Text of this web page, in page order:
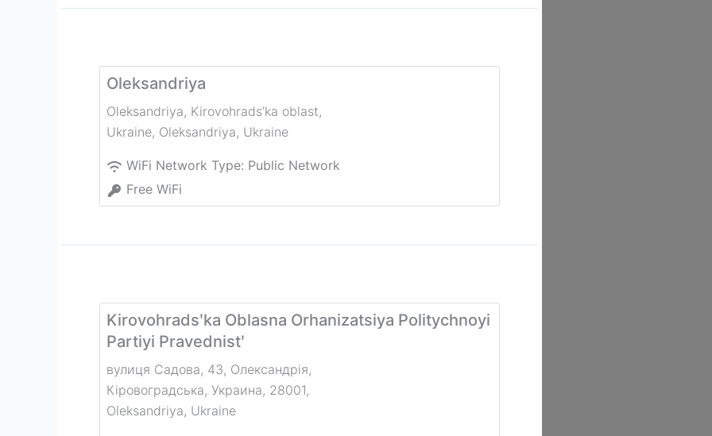
Oleksandriya
Oleksandriya, Kirovohrads’ka oblast,
Ukraine, Oleksandriya, Ukraine
WiFi Network Type: Public Network
Free WiFi
Kirovohradsʹka Oblasna Orhanizatsiya Politychnoyi
Partiyi Pravednistʹ
вулиця Садова, 43, Олександрія,
Кіровоградська, Украина, 28001,
Oleksandriya, Ukraine